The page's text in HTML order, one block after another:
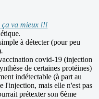
ça va mieux !!!
à détecter (pour peu
covid-19 (injection
de certaines protéines)
indétectable (à part au
l'injection, mais elle n'est pas
prétexter son 6ème